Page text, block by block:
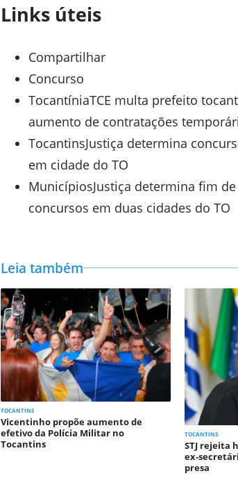
Links úteis
Compartilhar
Concurso
TocantíniaTCE multa prefeito
aumento de contratações
TocantinsJustiça determina
em cidade do TO
MunicípiosJustiça determina fim
concursos em duas cidades do TO
Leia também
TOCANTINS
Vicentinho propõe aumento de
efetivo da Polícia Militar no
Tocantins
TOCANTINS
STJ rejeita
ex-
presa